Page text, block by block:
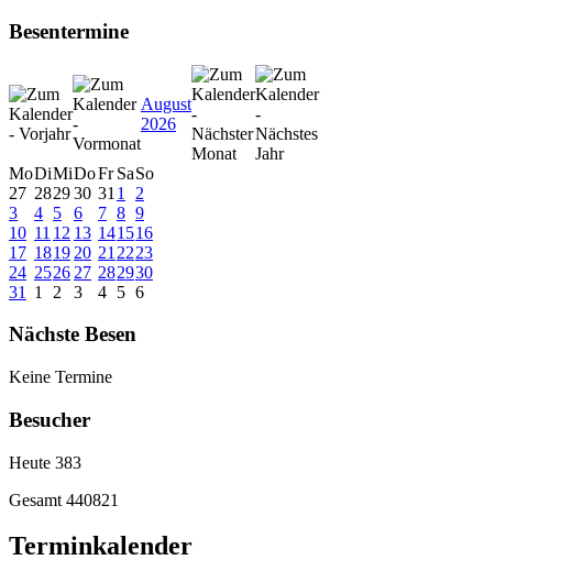
Besentermine
August
2026
MoDiMiDoFr SaSo
27 282930 31 1
2
3
4 5 6 7 8 9
10 11 12 13 141516
17 1819 20 21 2223
24 2526 27 282930
31
1 2 3 4 5 6
Nächste Besen
Keine Termine
Besucher
Heute 383
Gesamt 440821
Terminkalender